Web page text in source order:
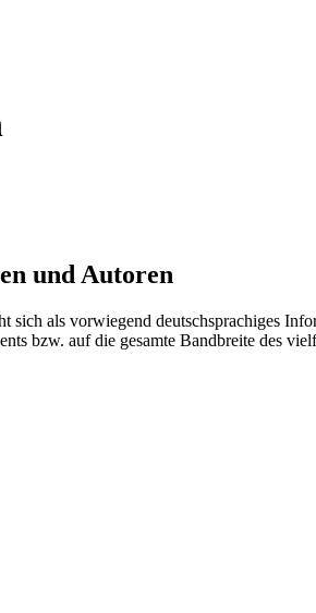
und Autoren
sich als vorwiegend deutschsprachiges
bzw. auf die gesamte Bandbreite des